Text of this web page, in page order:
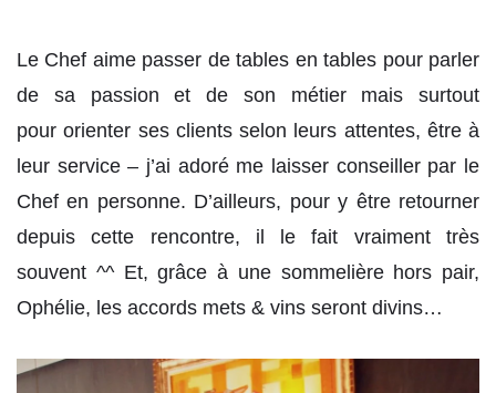
Le Chef aime passer de tables en tables pour parler
de sa passion et de son métier mais surtout
pour orienter ses clients selon leurs attentes, être à
leur service – j’ai adoré me laisser conseiller par le
Chef en personne. D’ailleurs, pour y être retourner
depuis cette rencontre, il le fait vraiment très
souvent ^^ Et, grâce à une sommelière hors pair,
Ophélie, les accords mets & vins seront divins…